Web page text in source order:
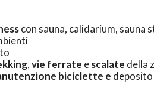
con sauna, calidarium, sauna
,vie ferrate escalate della
biciclette e deposito